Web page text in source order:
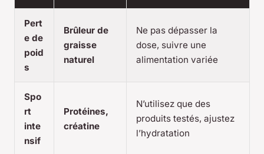
Pert
e de
poid
s
Brûleur de
graisse
naturel
Ne pas dépasser la
dose, suivre une
alimentation variée
Spo
rt
inte
nsif
Protéines,
créatine
N’utilisez que des
produits testés, ajustez
l’hydratation